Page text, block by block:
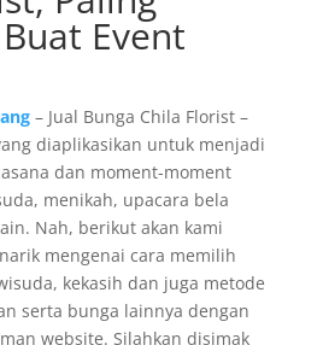
Event
– Jual Bunga Chila Florist –
diaplikasikan untuk menjadi
dan moment-moment
menikah, upacara bela
Nah, berikut akan kami
mengenai cara memilih
kekasih dan juga metode
serta bunga lainnya dengan
website. Silahkan disimak